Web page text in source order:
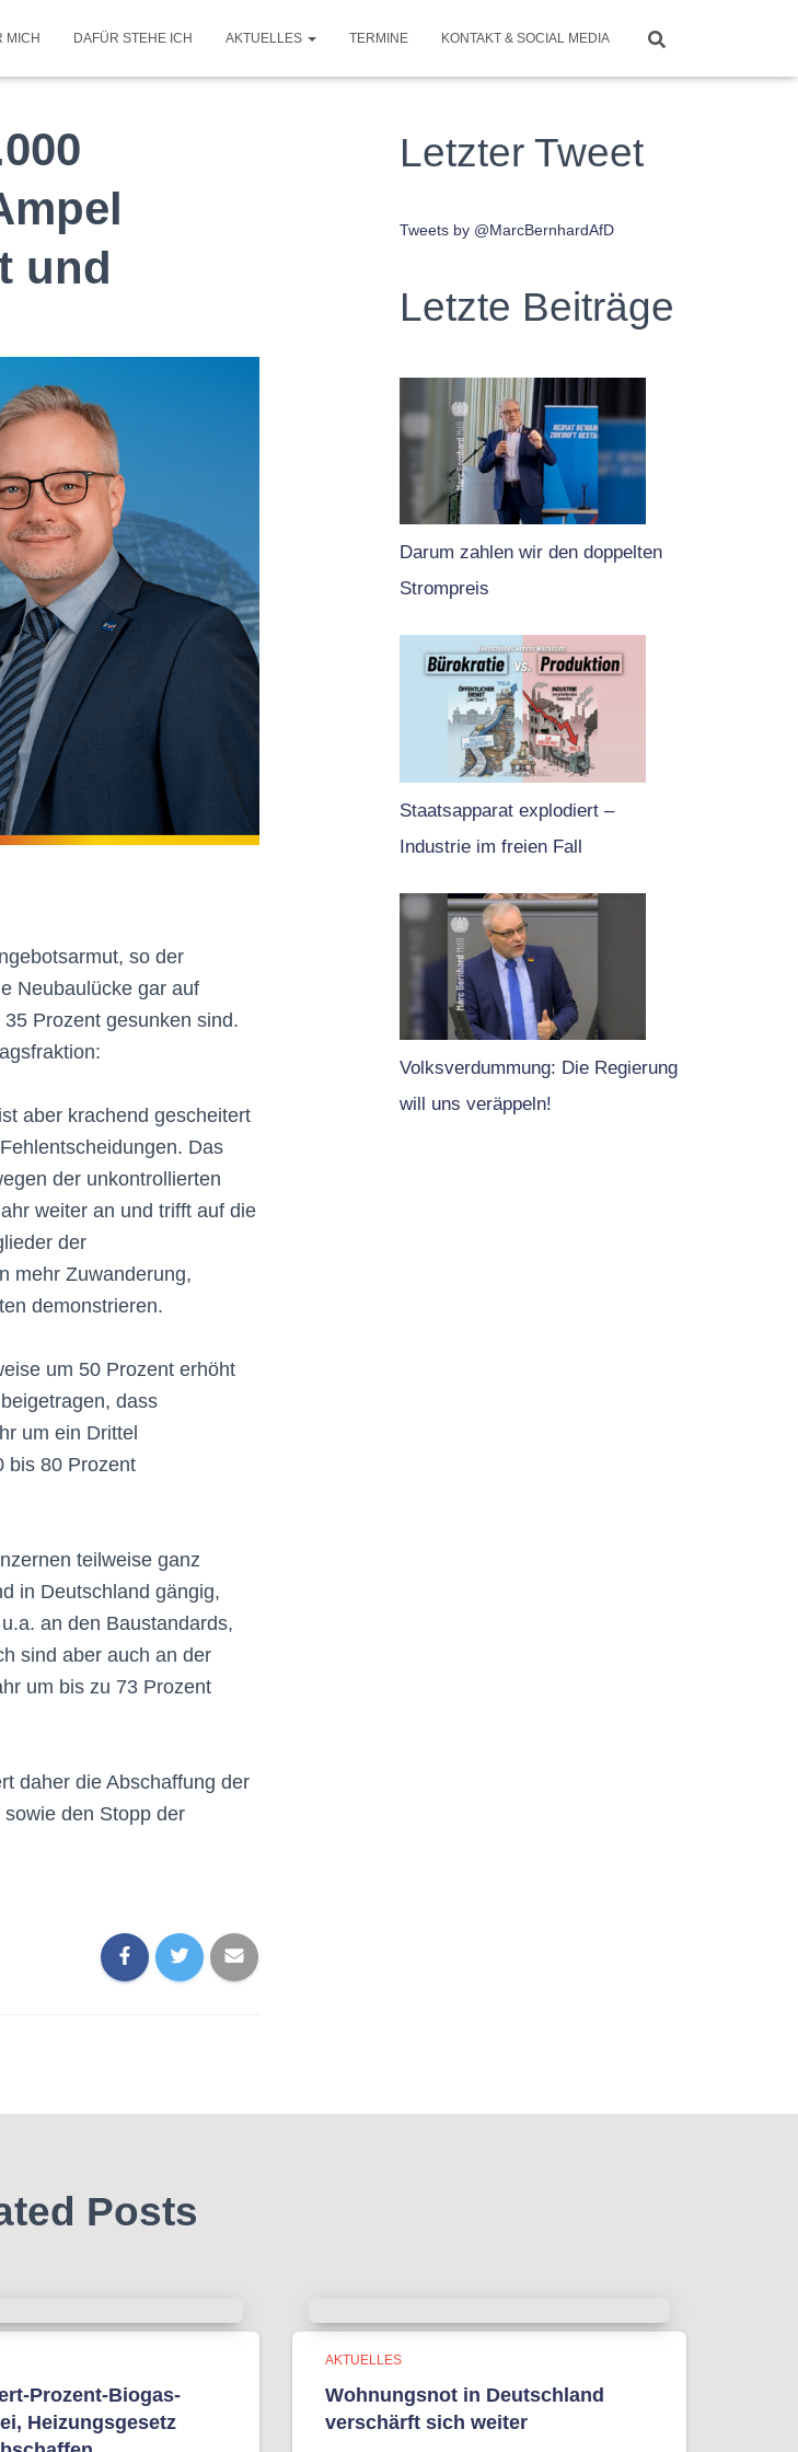
MICH DAFÜR STEHE ICH AKTUELLES TERMINE KONTAKT & SOCIAL MEDIA
und
so der
Neubaulücke gar auf
Prozent gesunken sind.
aber krachend gescheitert
Das
der unkontrollierten
weiter an und trifft auf die
der
mehr Zuwanderung,
demonstrieren.
um 50 Prozent erhöht
dass
um ein Drittel
bis 80 Prozent
teilweise ganz
in Deutschland gängig,
an den Baustandards,
sind aber auch an der
um bis zu 73 Prozent
daher die Abschaffung der
den Stopp der
Letzter Tweet
Tweets by @MarcBernhardAfD
Letzte Beiträge
Darum zahlen wir den doppelten
Strompreis
Staatsapparat explodiert –
Industrie im freien Fall
Volksverdummung: Die Regierung
will uns veräppeln!
Posts
Prozent-Biogas-
Heizungsgesetz
AKTUELLES
Wohnungsnot in Deutschland
verschärft sich weiter